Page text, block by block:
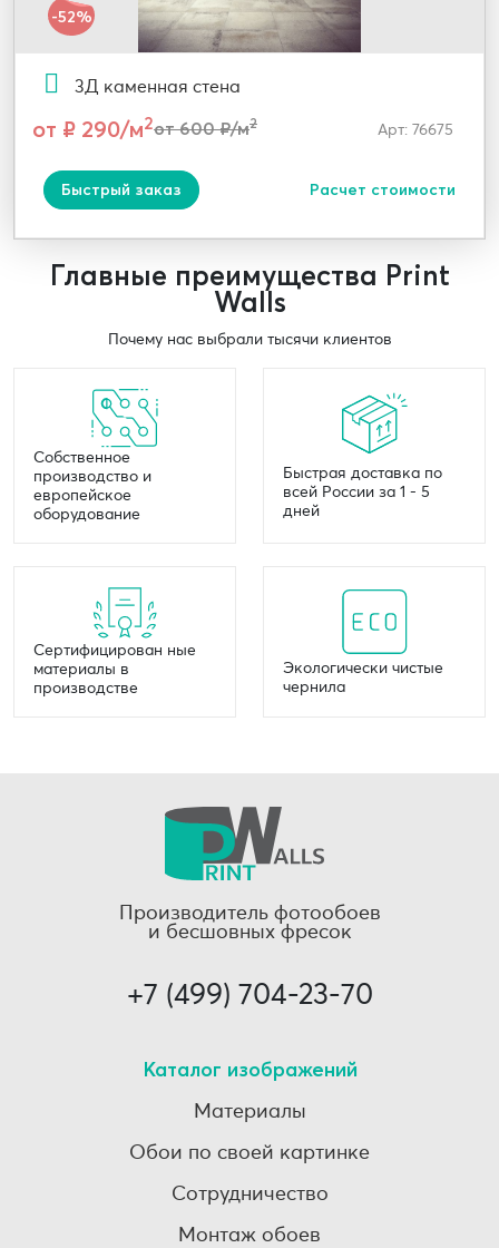
-52%
3Д каменная стена
от ₽ 290/м2от 600 ₽/м2 Арт: 76675
Быстрый заказ Расчет стоимости
Главные преимущества Print
Walls
Почему нас выбрали тысячи клиентов
Собственное
производство и
европейское
оборудование
Быстрая доставка по
всей России за 1 - 5
дней
Сертифицирован ные
материалы в
производстве
Экологически чистые
чернила
Производитель фотообоев
и бесшовных фресок
+7 (499) 704-23-70
Каталог изображений
Материалы
Обои по своей картинке
Сотрудничество
Монтаж обоев